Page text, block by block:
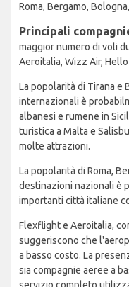
Roma, Bergamo,
Principali
maggior numero di voli
Aeroitalia, Wizz Air,
La popolarità di Tirana e
internazionali è
albanesi e rumene in
turistica a Malta e
molte attrazioni.
La popolarità di Roma,
destinazioni nazionali è
importanti città italiane
Flexflight e Aeroitalia,
suggeriscono che
a basso costo. La
sia compagnie aeree a